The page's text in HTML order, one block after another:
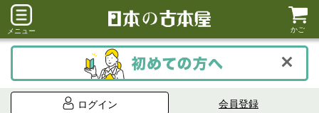
メニュー かご
ログイン 会員登録